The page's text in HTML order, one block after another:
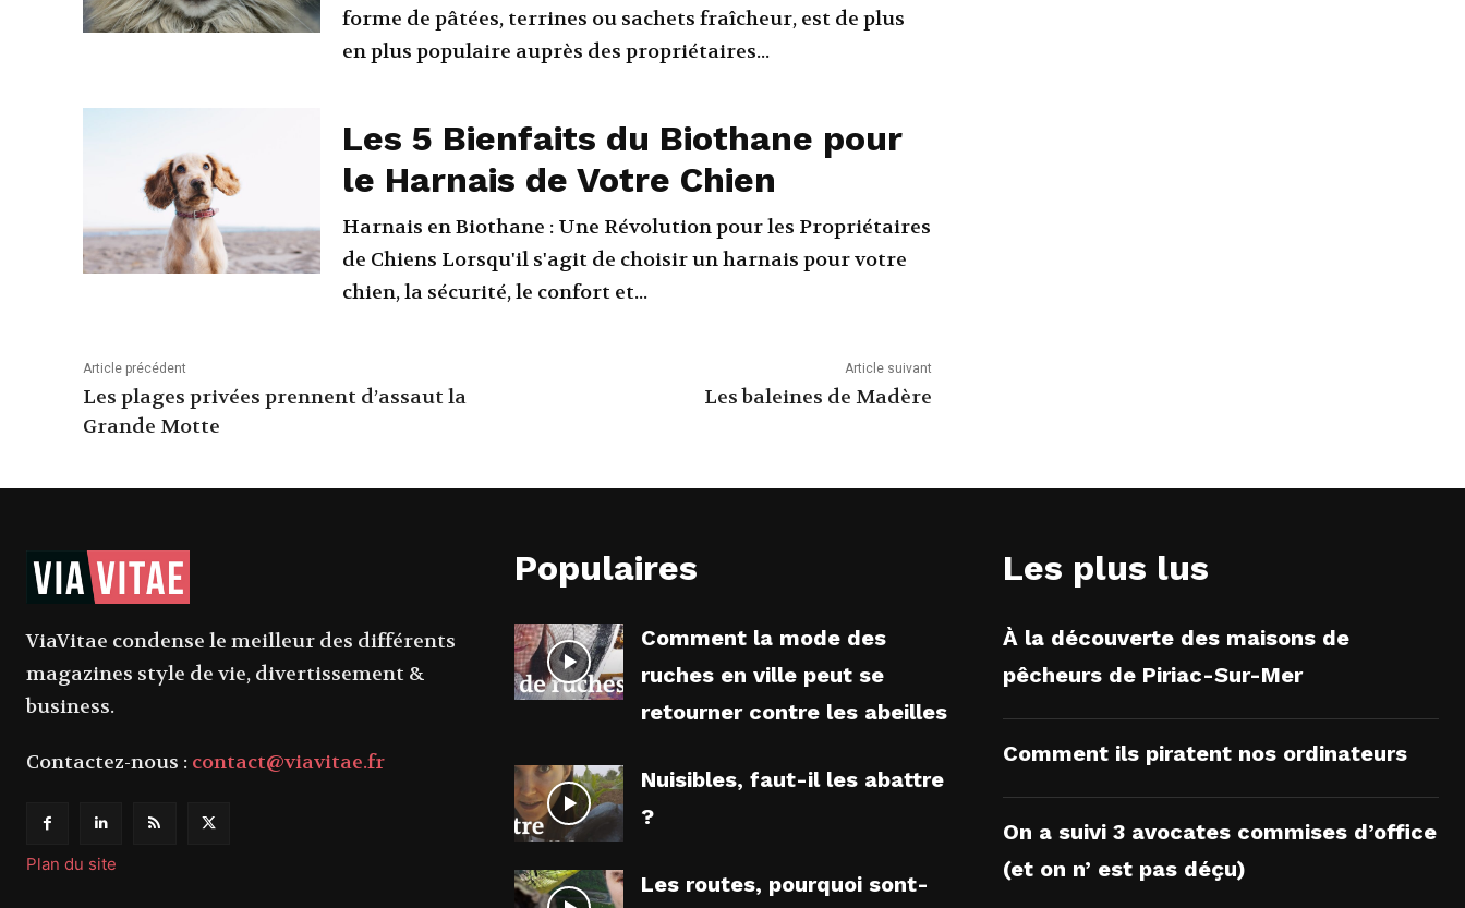
forme de pâtées, terrines ou sachets fraîcheur, est de plus
en plus populaire auprès des propriétaires...
Les 5 Bienfaits du Biothane pour
le Harnais de Votre Chien
Harnais en Biothane : Une Révolution pour les Propriétaires
de Chiens Lorsqu'il s'agit de choisir un harnais pour votre
chien, la sécurité, le confort et...
Article précédent
Les plages privées prennent d’assaut la
Grande Motte
Article suivant
Les baleines de Madère
ViaVitae condense le meilleur des différents
magazines style de vie, divertissement &
business.
Contactez-nous : contact@viavitae.fr
Plan du site
Populaires
Comment la mode des
ruches en ville peut se
retourner contre les abeilles
Nuisibles, faut-il les abattre
?
Les routes, pourquoi sont-
Les plus lus
À la découverte des maisons de
pêcheurs de Piriac-Sur-Mer
Comment ils piratent nos ordinateurs
On a suivi 3 avocates commises d’office
(et on n’ est pas déçu)